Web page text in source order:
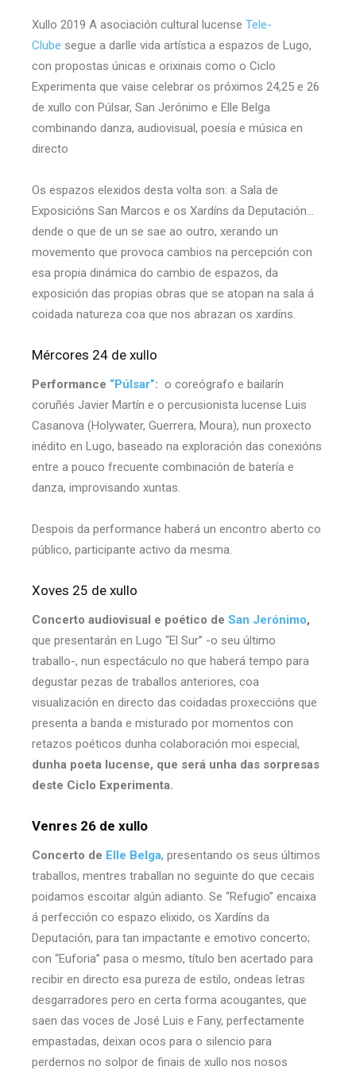
Xullo 2019 A asociación cultural lucense Tele-
Clube segue a darlle vida artística a espazos de Lugo,
con propostas únicas e orixinais como o Ciclo
Experimenta que vaise celebrar os próximos 24,25 e 26
de xullo con Púlsar, San Jerónimo e Elle Belga
combinando danza, audiovisual, poesía e música en
directo
Os espazos elexidos desta volta son: a Sala de
Exposicións San Marcos e os Xardíns da Deputación…
dende o que de un se sae ao outro, xerando un
movemento que provoca cambios na percepción con
esa propia dinámica do cambio de espazos, da
exposición das propias obras que se atopan na sala á
coidada natureza coa que nos abrazan os xardíns.
Mércores 24 de xullo
Performance “Púlsar”: o coreógrafo e bailarín
coruñés Javier Martín e o percusionista lucense Luis
Casanova (Holywater, Guerrera, Moura), nun proxecto
inédito en Lugo, baseado na exploración das conexións
entre a pouco frecuente combinación de batería e
danza, improvisando xuntas.
Despois da performance haberá un encontro aberto co
público, participante activo da mesma.
Xoves 25 de xullo
Concerto audiovisual e poético de San Jerónimo,
que presentarán en Lugo “El Sur” -o seu último
traballo-, nun espectáculo no que haberá tempo para
degustar pezas de traballos anteriores, coa
visualización en directo das coidadas proxeccións que
presenta a banda e misturado por momentos con
retazos poéticos dunha colaboración moi especial,
dunha poeta lucense, que será unha das sorpresas
deste Ciclo Experimenta.
Venres 26 de xullo
Concerto de Elle Belga, presentando os seus últimos
traballos, mentres traballan no seguinte do que cecais
poidamos escoitar algún adianto. Se “Refugio” encaixa
á perfección co espazo elixido, os Xardíns da
Deputación, para tan impactante e emotivo concerto;
con “Euforia” pasa o mesmo, título ben acertado para
recibir en directo esa pureza de estilo, ondeas letras
desgarradores pero en certa forma acougantes, que
saen das voces de José Luis e Fany, perfectamente
empastadas, deixan ocos para o silencio para
perdernos no solpor de finais de xullo nos nosos